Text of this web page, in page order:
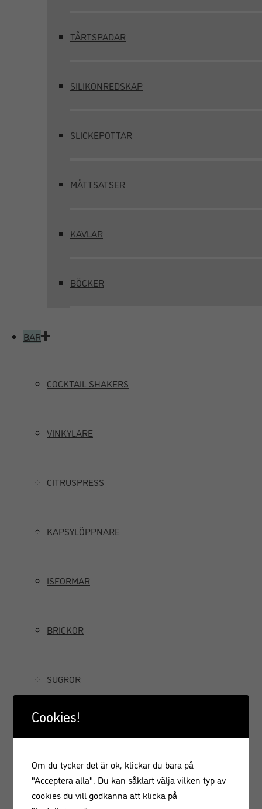
TÅRTSPADAR
SILIKONREDSKAP
SLICKEPOTTAR
MÅTTSATSER
KAVLAR
BÖCKER
BAR
COCKTAIL SHAKERS
VINKYLARE
CITRUSPRESS
KAPSYLÖPPNARE
ISFORMAR
BRICKOR
SUGRÖR
GRÄDDSIFONER
Cookies!
Om du tycker det är ok, klickar du bara på
"Acceptera alla". Du kan såklart välja vilken typ av
cookies du vill godkänna att klicka på